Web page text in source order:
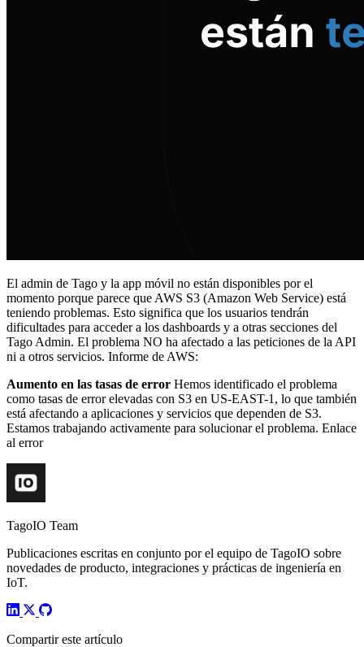
El admin de Tago y la app móvil no están disponibles por el
momento porque parece que AWS S3 (Amazon Web Service) está
teniendo problemas. Esto significa que los usuarios tendrán
dificultades para acceder a los dashboards y a otras secciones del
Tago Admin. El problema NO ha afectado a las peticiones de la API
ni a otros servicios. Informe de AWS:
Aumento en las tasas de error Hemos identificado el problema
como tasas de error elevadas con S3 en US-EAST-1, lo que también
está afectando a aplicaciones y servicios que dependen de S3.
Estamos trabajando activamente para solucionar el problema. Enlace
al error
TagoIO Team
Publicaciones escritas en conjunto por el equipo de TagoIO sobre
novedades de producto, integraciones y prácticas de ingeniería en
IoT.
Compartir este artículo